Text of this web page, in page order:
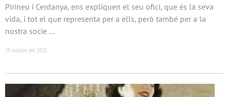
Pirineu i Cerdanya, ens expliquen el seu ofici, que és la seva
vida, i tot el que representa per a ells, però també per a la
nostra socie …
29 octubre del 2025